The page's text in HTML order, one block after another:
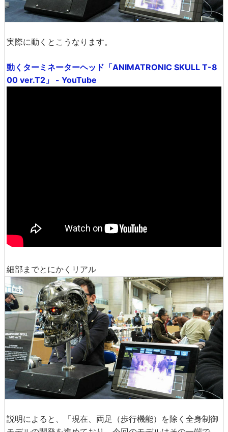
実際に動くとこうなります。
動くターミネーターヘッド「ANIMATRONIC SKULL T-8
00 ver.T2」 - YouTube
細部までとにかくリアル
説明によると、「現在、両足（歩行機能）を除く全身制御